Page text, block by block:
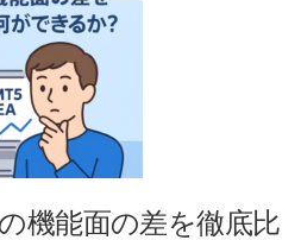
機能面の差を徹底比